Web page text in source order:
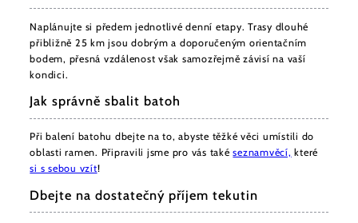
Naplánujte si předem jednotlivé denní etapy. Trasy dlouhé
přibližně 25 km jsou dobrým a doporučeným orientačním
bodem, přesná vzdálenost však samozřejmě závisí na vaší
kondici.
Jak správně sbalit batoh
Při balení batohu dbejte na to, abyste těžké věci umístili do
oblasti ramen. Připravili jsme pro vás takéseznamvěcí, které
si s sebou vzít!
Dbejte na dostatečný příjem tekutin